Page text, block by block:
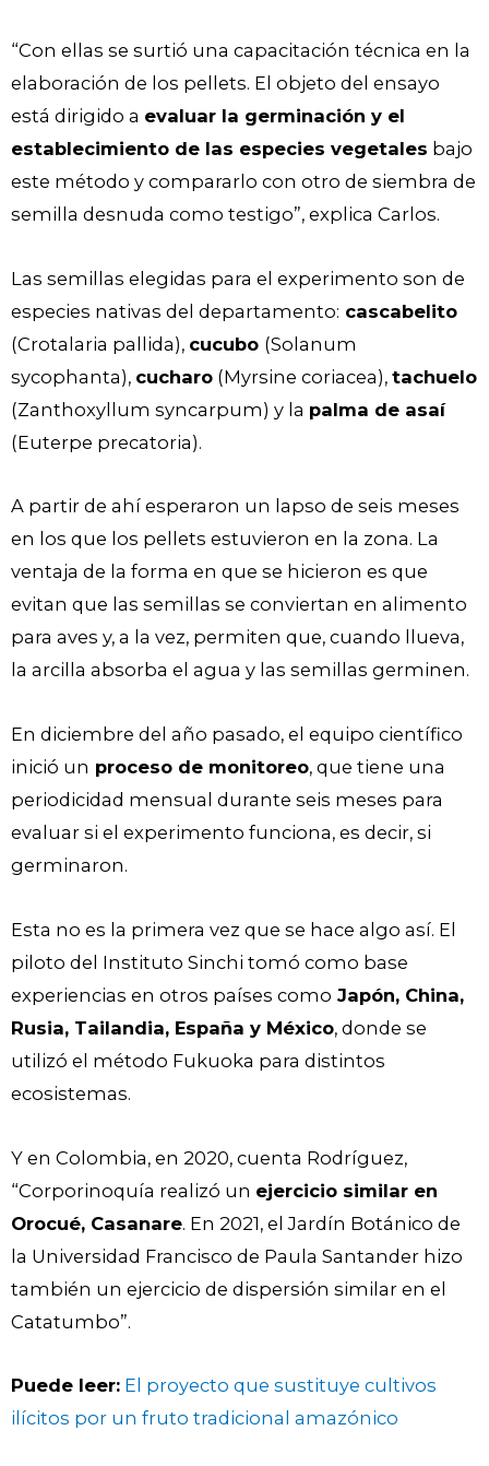
“Con ellas se surtió una capacitación técnica en la
elaboración de los pellets. El objeto del ensayo
está dirigido a evaluar la germinación y el
establecimiento de las especies vegetales bajo
este método y compararlo con otro de siembra de
semilla desnuda como testigo”, explica Carlos.
Las semillas elegidas para el experimento son de
especies nativas del departamento: cascabelito
(Crotalaria pallida), cucubo (Solanum
sycophanta), cucharo (Myrsine coriacea), tachuelo
(Zanthoxyllum syncarpum) y la palma de asaí
(Euterpe precatoria).
A partir de ahí esperaron un lapso de seis meses
en los que los pellets estuvieron en la zona. La
ventaja de la forma en que se hicieron es que
evitan que las semillas se conviertan en alimento
para aves y, a la vez, permiten que, cuando llueva,
la arcilla absorba el agua y las semillas germinen.
En diciembre del año pasado, el equipo científico
inició un proceso de monitoreo, que tiene una
periodicidad mensual durante seis meses para
evaluar si el experimento funciona, es decir, si
germinaron.
Esta no es la primera vez que se hace algo así. El
piloto del Instituto Sinchi tomó como base
experiencias en otros países como Japón, China,
Rusia, Tailandia, España y México, donde se
utilizó el método Fukuoka para distintos
ecosistemas.
Y en Colombia, en 2020, cuenta Rodríguez,
“Corporinoquía realizó un ejercicio similar en
Orocué, Casanare. En 2021, el Jardín Botánico de
la Universidad Francisco de Paula Santander hizo
también un ejercicio de dispersión similar en el
Catatumbo”.
Puede leer: El proyecto que sustituye cultivos
ilícitos por un fruto tradicional amazónico